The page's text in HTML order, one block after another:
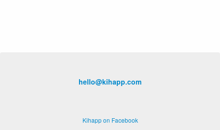
hello@kihapp.com
Kihapp on Facebook